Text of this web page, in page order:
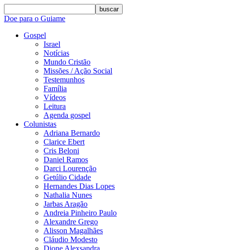
buscar
Doe para o Guiame
Gospel
Israel
Notícias
Mundo Cristão
Missões / Ação Social
Testemunhos
Família
Vídeos
Leitura
Agenda gospel
Colunistas
Adriana Bernardo
Clarice Ebert
Cris Beloni
Daniel Ramos
Darci Lourenção
Getúlio Cidade
Hernandes Dias Lopes
Nathalia Nunes
Jarbas Aragão
Andreia Pinheiro Paulo
Alexandre Grego
Alisson Magalhães
Cláudio Modesto
Dione Alexsandra